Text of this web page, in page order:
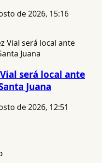
de 2026, 15:16
será local ante
Juana
de 2026, 12:51